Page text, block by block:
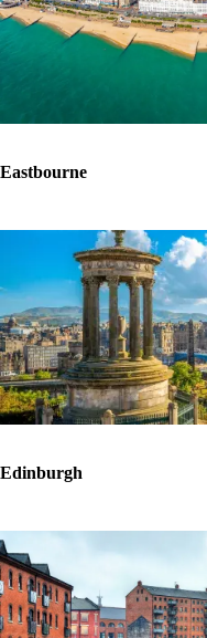
Eastbourne
Edinburgh